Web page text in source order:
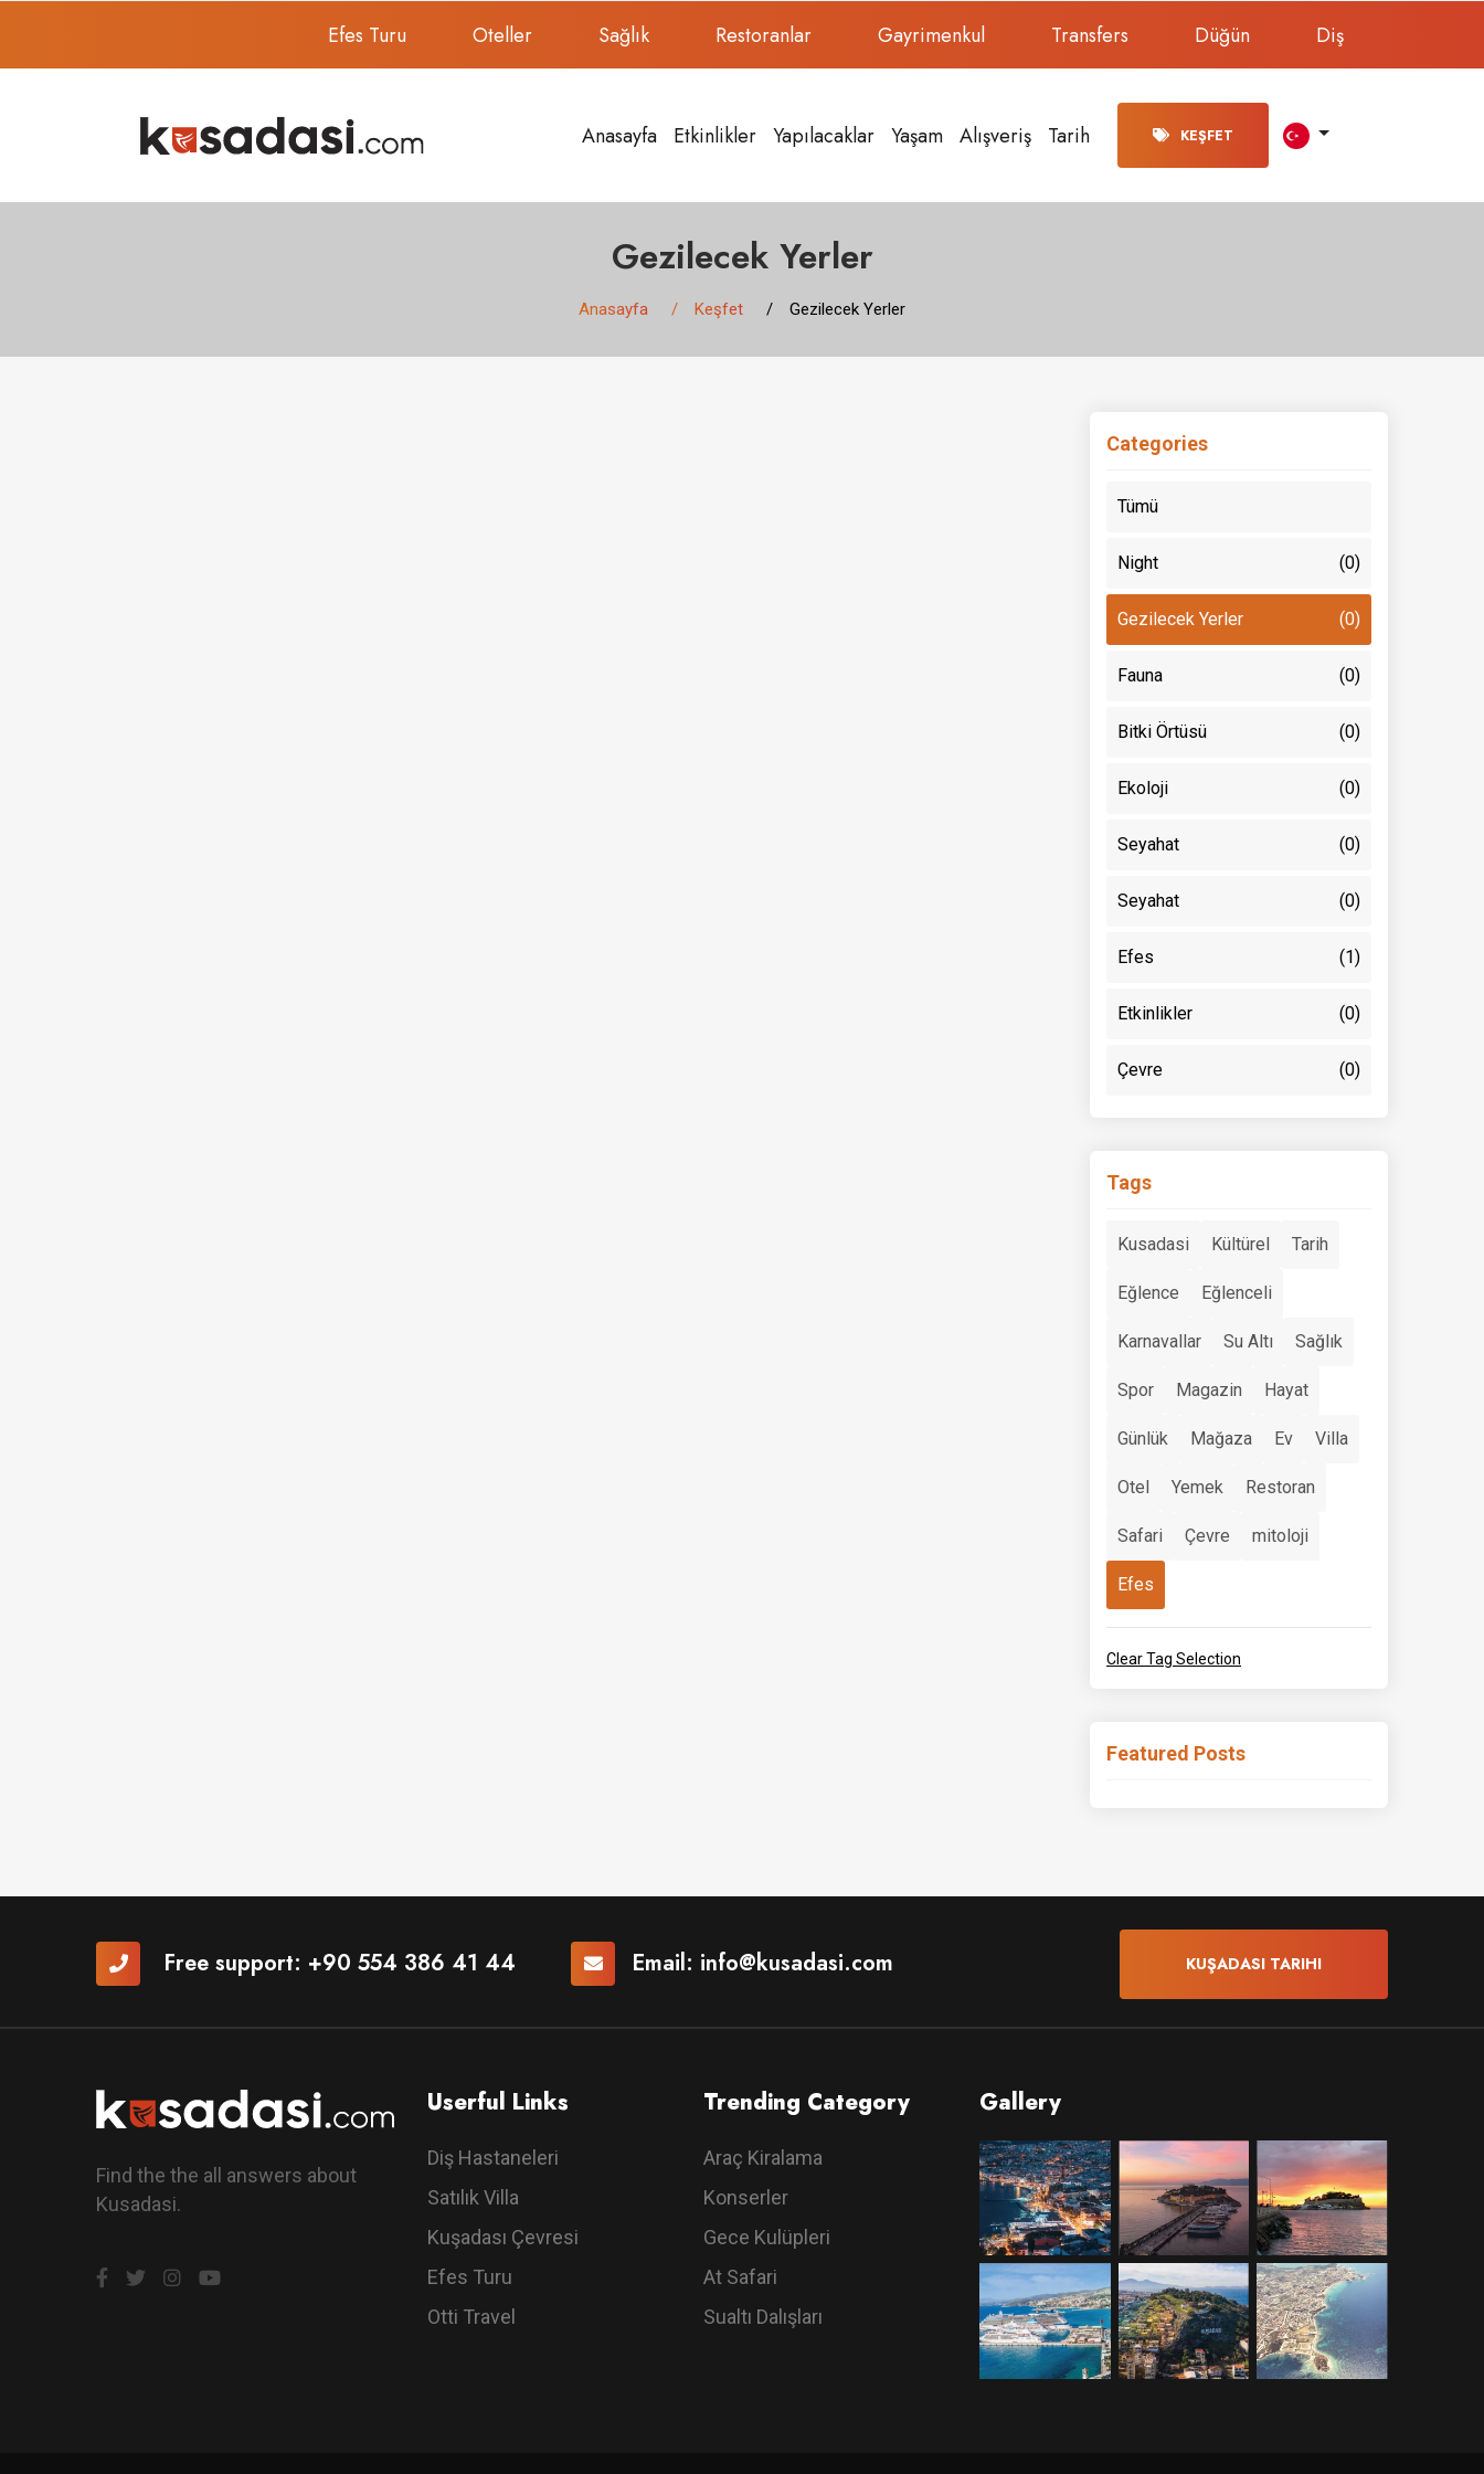
Efes Turu Oteller Sağlık Restoranlar Gayrimenkul Transfers Düğün Diş
Anasayfa Etkinlikler Yapılacaklar Yaşam Alışveriş Tarih KEŞFET
Gezilecek Yerler
Anasayfa Keşfet Gezilecek Yerler
Categories
Tümü
Night (0)
Gezilecek Yerler (0)
Fauna (0)
Bitki Örtüsü (0)
Ekoloji (0)
Seyahat (0)
Seyahat (0)
Efes (1)
Etkinlikler (0)
Çevre (0)
Tags
Kusadasi Kültürel Tarih
Eğlence Eğlenceli
Karnavallar Su Altı Sağlık
Spor Magazin Hayat
Günlük Mağaza Ev Villa
Otel Yemek Restoran
Safari Çevre mitoloji
Efes
Clear Tag Selection
Featured Posts
Free support: +90 554 386 41 44 Email: info@kusadasi.com KUŞADASI TARIHI
Find the the all answers about
Kusadasi.
Userful Links
Diş Hastaneleri
Satılık Villa
Kuşadası Çevresi
Efes Turu
Otti Travel
Trending Category
Araç Kiralama
Konserler
Gece Kulüpleri
At Safari
Sualtı Dalışları
Gallery